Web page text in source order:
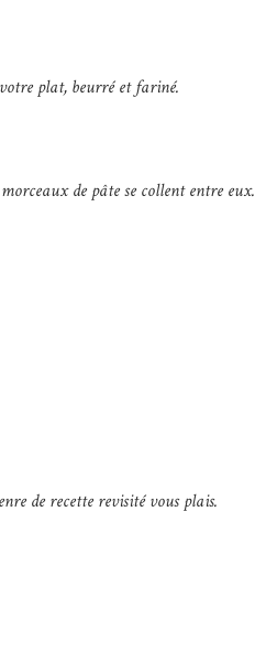
plat, beurré et fariné.
de pâte se collent entre eux.
de recette revisité vous plais.